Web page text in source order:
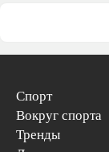
Спорт
Вокруг спорта
Тренды